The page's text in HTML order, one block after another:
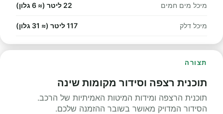
מיכל מים חמים 22 ליטר (≈ 6 גלון)
מיכל דלק 117 ליטר (≈ 31 גלון)
תצורה
תוכנית רצפה וסידור מקומות שינה
תוכנית הרצפה ומידות המיטות האמיתיות של הרכב.
הסידור המדויק מאושר בשובר ההזמנה שלכם.